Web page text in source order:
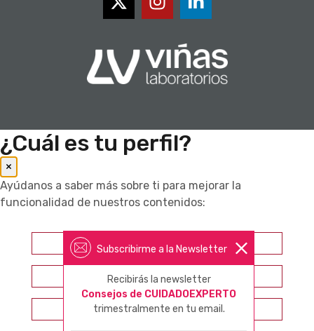
Subscribirme a la Newsletter
Recibirás la newsletter
Consejos de CUIDADOEXPERTO
trimestralmente en tu email.
¿Cuál es tu perfil?
×
Ayúdanos a saber más sobre ti para mejorar la
funcionalidad de nuestros contenidos:
Farmacéutico
Otros profesionales sanitarios
Consumidor